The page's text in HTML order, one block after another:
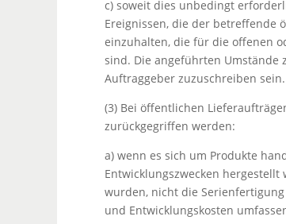
c) soweit dies unbedingt
Ereignissen, die der betreffende
einzuhalten, die für die offenen
sind. Die angeführten
Auftraggeber zuzuschreiben sein.
(3) Bei öffentlichen
zurückgegriffen werden:
a) wenn es sich um Produkte
Entwicklungszwecken
wurden, nicht die
und Entwicklungskosten